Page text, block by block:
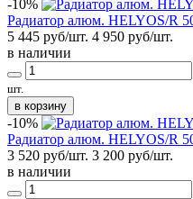
-10%
Радиатор алюм. HELYOS/R
5 445 руб/шт. 4 950 руб/шт.
в наличии
шт.
в корзину
-10%
Радиатор алюм. HELYOS/R
3 520 руб/шт. 3 200 руб/шт.
в наличии